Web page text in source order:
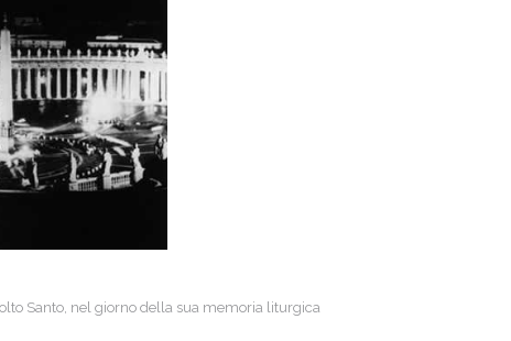
Santo, nel giorno della sua memoria liturgica